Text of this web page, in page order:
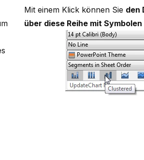
Mit einem Klick können Sie den
über diese Reihe mit